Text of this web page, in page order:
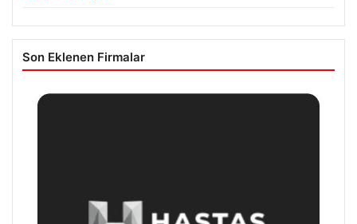
Son Eklenen Firmalar